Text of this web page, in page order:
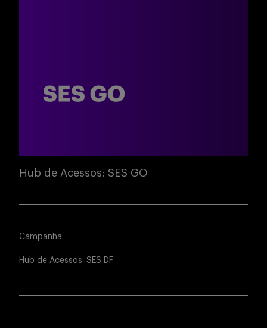
Hub de Acessos: SES GO
Campanha
Hub de Acessos: SES DF